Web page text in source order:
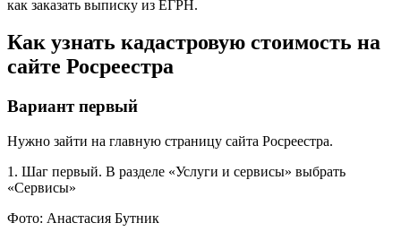
как заказать выписку из ЕГРН.
Как узнать кадастровую стоимость на
сайте Росреестра
Вариант первый
Нужно зайти на главную страницу сайта Росреестра.
1. Шаг первый. В разделе «Услуги и сервисы» выбрать
«Сервисы»
Фото: Анастасия Бутник